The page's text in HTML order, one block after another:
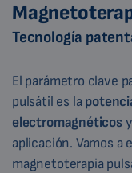
Tecnología
El parámetro clave
pulsátil es la
electromagnéticos
aplicación. Vamos a
magnetoterapia